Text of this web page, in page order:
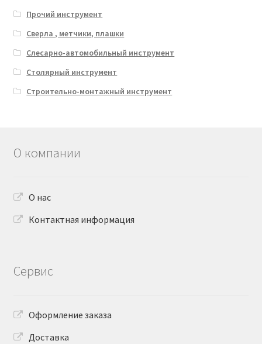
Прочий инструмент
Сверла , метчики, плашки
Слесарно-автомобильный инструмент
Столярный инструмент
Строительно-монтажный инструмент
О компании
О нас
Контактная информация
Сервис
Оформление заказа
Доставка